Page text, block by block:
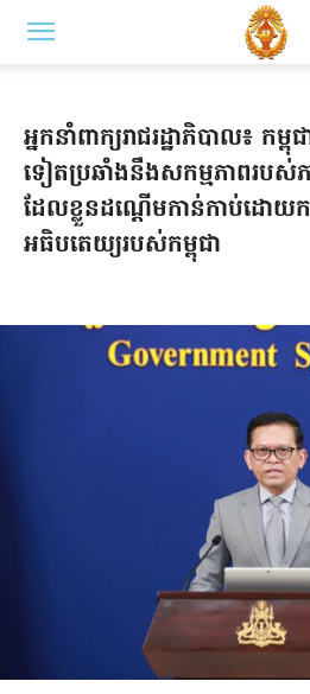
អ្នកនាំពាក្យរាជរដ្ឋាភិបាល៖ កម្ពុ
ទៀតប្រឆាំងនឹងសកម្មភាពរបស់
ដែលខ្លួនដណ្តើមកាន់កាប់ដោយក
អធិបតេយ្យរបស់កម្ពុជា